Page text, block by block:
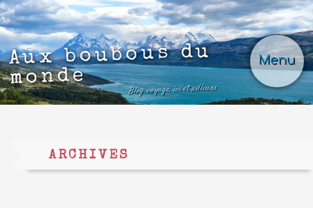
Menu
Aux boubous du
monde
Blog voyage, ici et ailleurs
ARCHIVES